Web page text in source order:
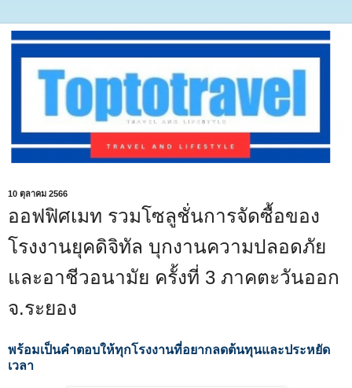
10 ตุลาคม 2566
ออฟฟิศเมท รวมโซลูชั่นการจัดซื้อของ
โรงงานยุคดิจิทัล บุกงานความปลอดภัย
และอาชีวอนามัย ครั้งที่ 3 ภาคตะวันออก
จ.ระยอง
พร้อมเป็นคำตอบให้ทุกโรงงานที่อยากลดต้นทุนและประหยัด
เวลา